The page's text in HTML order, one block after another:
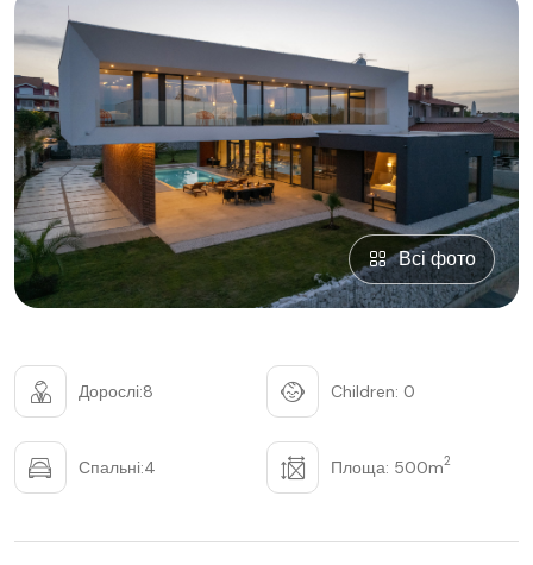
Всі фото
Дорослі:8 Children: 0
Спальні:4 Площа: 500m2